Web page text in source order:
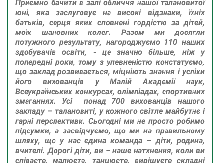
Приємно бачити в залі обличчя нашої талановитої
юні, яка заслуговує на високі відзнаки, їхніх
батьків, серця яких сповнені гордістю за дітей,
моїх шановних колег. Разом ми досягли
потужного результату, нагороджуємо 110 наших
здобувачів освіти, - це значно більше, ніж у
попередні роки, тому з упевненістю констатуємо,
що заклад розвивається, міцніють знання і успіхи
його вихованців у Малій Академії наук,
Всеукраїнських конкурсах, олімпіадах, спортивних
змаганнях. Усі понад 700 вихованців нашого
закладу – талановиті, у кожного світле майбутнє і
гарні перспективи. Сьогодні ми не просто робимо
підсумки, а засвідчуємо, що ми на правильному
шляху, що у нас єдина команда – діти, родина,
вчителі. Дорогі діти, ви – наше натхнення, коли ви
співаєте, малюєте, танцюєте, вирішуєте складні